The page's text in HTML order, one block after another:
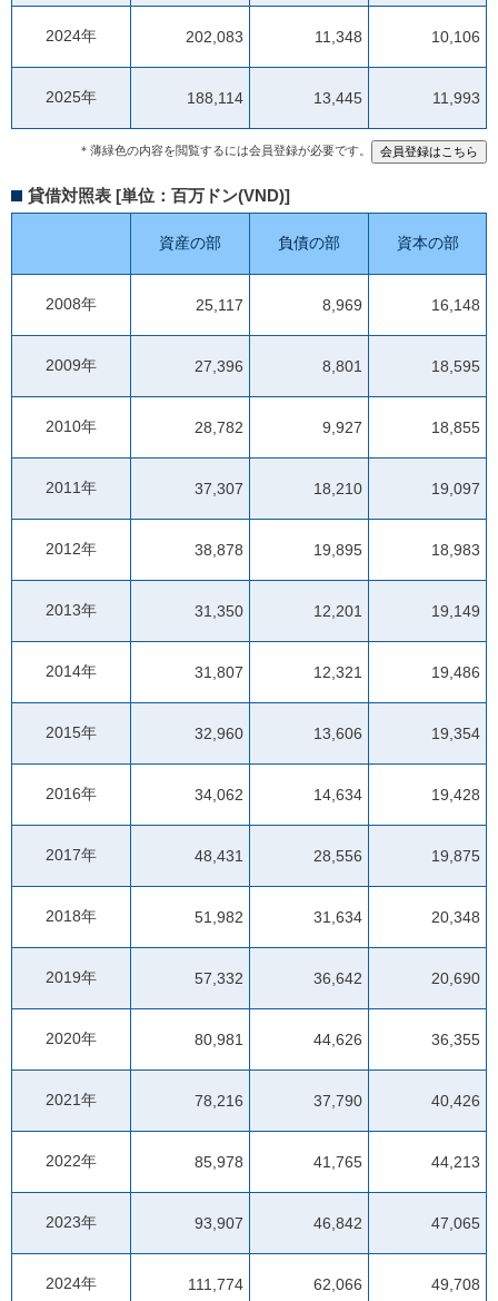
2024年 202,083 11,348 10,106
2025年 188,114 13,445 11,993
＊薄緑色の内容を閲覧するには会員登録が必要です。
貸借対照表 [単位：百万ドン(VND)]
資産の部 負債の部 資本の部
2008年 25,117 8,969 16,148
2009年 27,396 8,801 18,595
2010年 28,782 9,927 18,855
2011年 37,307 18,210 19,097
2012年 38,878 19,895 18,983
2013年 31,350 12,201 19,149
2014年 31,807 12,321 19,486
2015年 32,960 13,606 19,354
2016年 34,062 14,634 19,428
2017年 48,431 28,556 19,875
2018年 51,982 31,634 20,348
2019年 57,332 36,642 20,690
2020年 80,981 44,626 36,355
2021年 78,216 37,790 40,426
2022年 85,978 41,765 44,213
2023年 93,907 46,842 47,065
2024年 111,774 62,066 49,708